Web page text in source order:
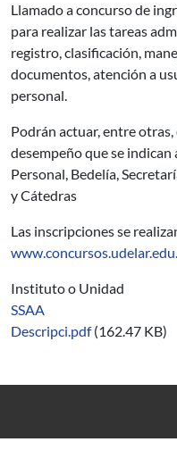
Llamado a concurso de
para realizar las tareas
registro, clasificación,
documentos, atención a
personal.
Podrán actuar, entre otras,
desempeño que se
Personal, Bedelía,
y Cátedras
Las inscripciones se
Instituto o Unidad
SSAA
Descripci.pdf (162.47 KB)